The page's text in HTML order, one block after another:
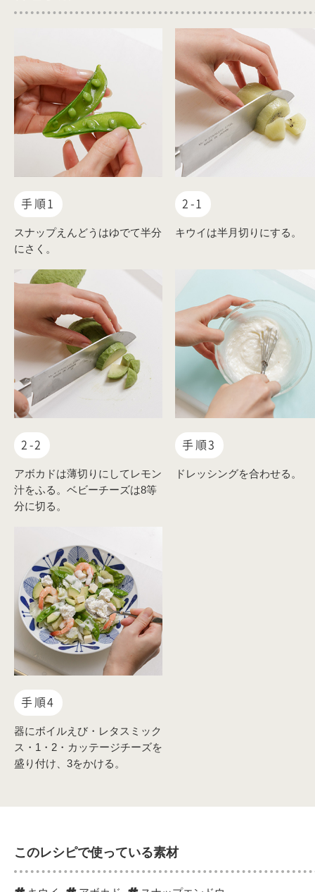
手順1
スナップえんどうはゆでて半分
にさく。
2-1
キウイは半月切りにする。
2-2
アボカドは薄切りにしてレモン
汁をふる。ベビーチーズは8等
分に切る。
手順3
ドレッシングを合わせる。
手順4
器にボイルえび・レタスミック
ス・1・2・カッテージチーズを
盛り付け、3をかける。
このレシピで使っている素材